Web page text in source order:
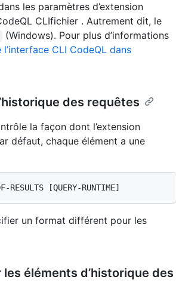
les paramètres d’extension
CLIfichier . Autrement dit, le
(Windows). Pour plus d’informations
l’interface CLI CodeQL dans
des requêtes
la façon dont l’extension
défaut, chaque élément a une
un format différent pour les
éléments d’historique des